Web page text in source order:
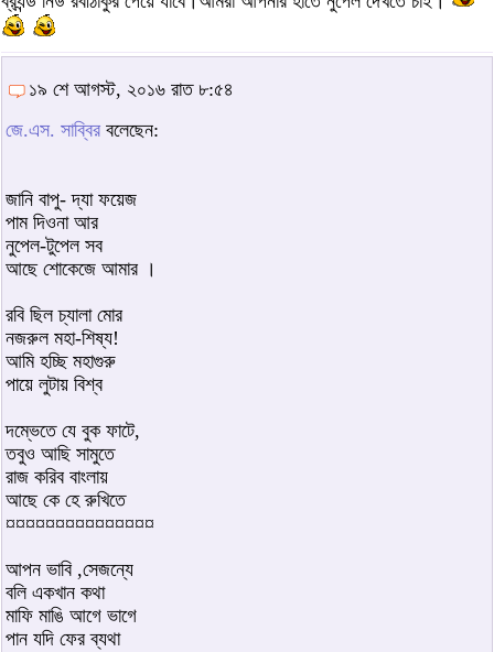
১৯ শে আগস্ট, ২০১৬ রাত ৮:৫৪
জে.এস. সাব্বির বলেছেন:
জানি বাপু- দ্যা ফয়েজ
পাম দিওনা আর
নুপেল-টুপেল সব
আছে শোকেজে আমার ।
রবি ছিল চ্যালা মোর
নজরুল মহা-শিষ্য!
আমি হচ্ছি মহাগুরু
পায়ে লুটায় বিশ্ব
দম্ভেতে যে বুক ফাটে,
তবুও আছি সামুতে
রাজ করিব বাংলায়
আছে কে হে রুখিতে
¤¤¤¤¤¤¤¤¤¤¤¤¤¤¤
আপন ভাবি ,সেজন্যে
বলি একখান কথা
মাফি মাঙি আগে ভাগে
পান যদি ফের ব্যথা